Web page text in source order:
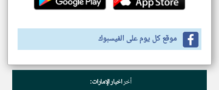
موقع كل يوم على الفيسبوك
أخراخبار الإمارات: